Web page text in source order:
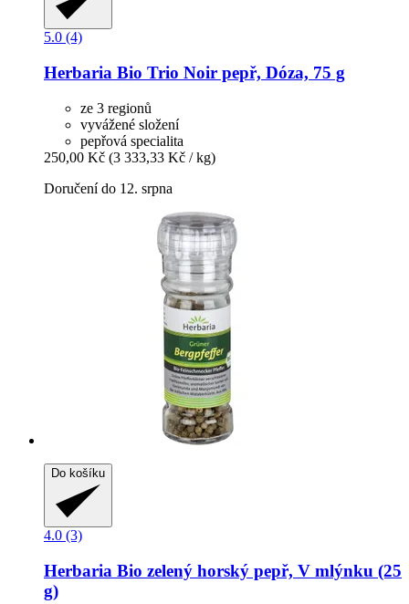
5.0 (4)
Herbaria Bio Trio Noir pepř, Dóza, 75 g
ze 3 regionů
vyvážené složení
pepřová specialita
250,00 Kč (3 333,33 Kč / kg)
Doručení do 12. srpna
Do košíku
4.0 (3)
Herbaria Bio zelený horský pepř, V mlýnku (25
g)